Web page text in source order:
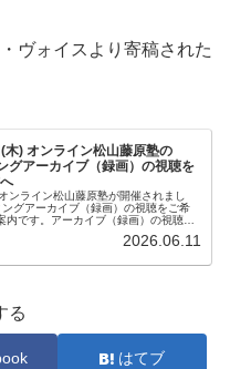
ヴォイスより寄稿された
) オンライン松山藤原塾の
グアーカイブ（録画）の視聴を
ンライン松山藤原塾が開催されまし
グアーカイブ（録画）の視聴をご希
内です。アーカイブ（録画）の視聴を
2026.06.11
る
はてブ